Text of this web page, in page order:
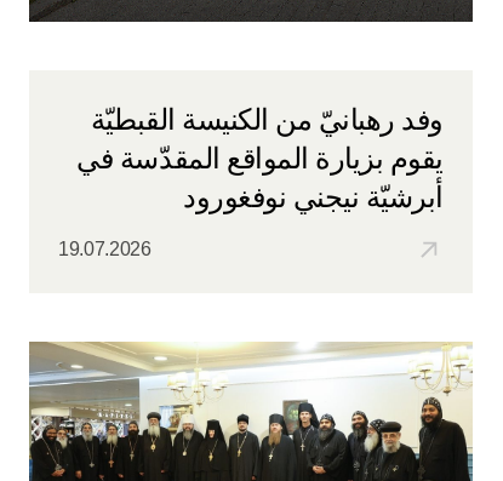
وفد رهبانيّ من الكنيسة القبطيّة
يقوم بزيارة المواقع المقدّسة في
أبرشيّة نيجني نوفغورود
19.07.2026